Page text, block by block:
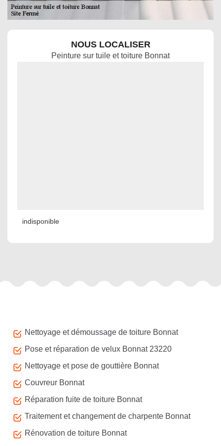
NOUS LOCALISER
Peinture sur tuile et toiture Bonnat
indisponible
Nettoyage et démoussage de toiture Bonnat
Pose et réparation de velux Bonnat 23220
Nettoyage et pose de gouttière Bonnat
Couvreur Bonnat
Réparation fuite de toiture Bonnat
Traitement et changement de charpente Bonnat
Rénovation de toiture Bonnat